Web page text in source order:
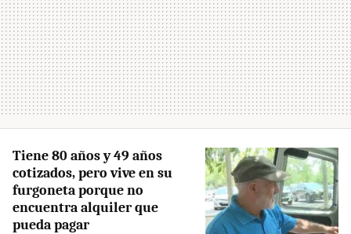
Tiene 80 años y 49 años
cotizados, pero vive en su
furgoneta porque no
encuentra alquiler que
pueda pagar